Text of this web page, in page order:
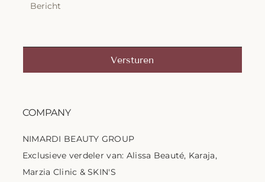
Versturen
COMPANY
NIMARDI BEAUTY GROUP
Exclusieve verdeler van: Alissa Beauté, Karaja,
Marzia Clinic & SKIN'S